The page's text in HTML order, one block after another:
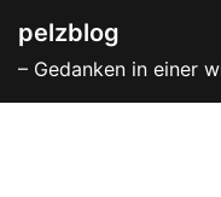
Inhalt
springen
pelzblog
– Gedanken in einer